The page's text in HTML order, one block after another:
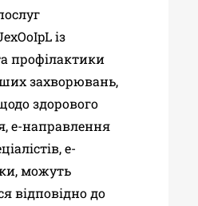
із
профілактики
захворювань,
здорового
е-направлення
е-
можуть
відповідно до